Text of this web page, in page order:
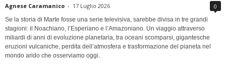
Agnese Caramanico - 17 Luglio 2026 0
Se la storia di Marte fosse una serie televisiva, sarebbe divisa in tre grandi
stagioni: il Noachiano, l’Esperiano e l’Amazoniano. Un viaggio attraverso
miliardi di anni di evoluzione planetaria, tra oceani scomparsi, gigantesche
eruzioni vulcaniche, perdita dell’atmosfera e trasformazione del pianeta nel
mondo arido che osserviamo oggi.